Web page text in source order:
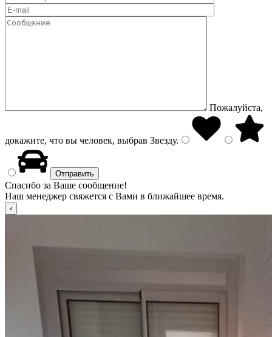
Пожалуйста,
докажите, что вы человек, выбрав Звезду.
Спасибо за Ваше сообщение!
Наш менеджер свяжется с Вами в ближайшее время.